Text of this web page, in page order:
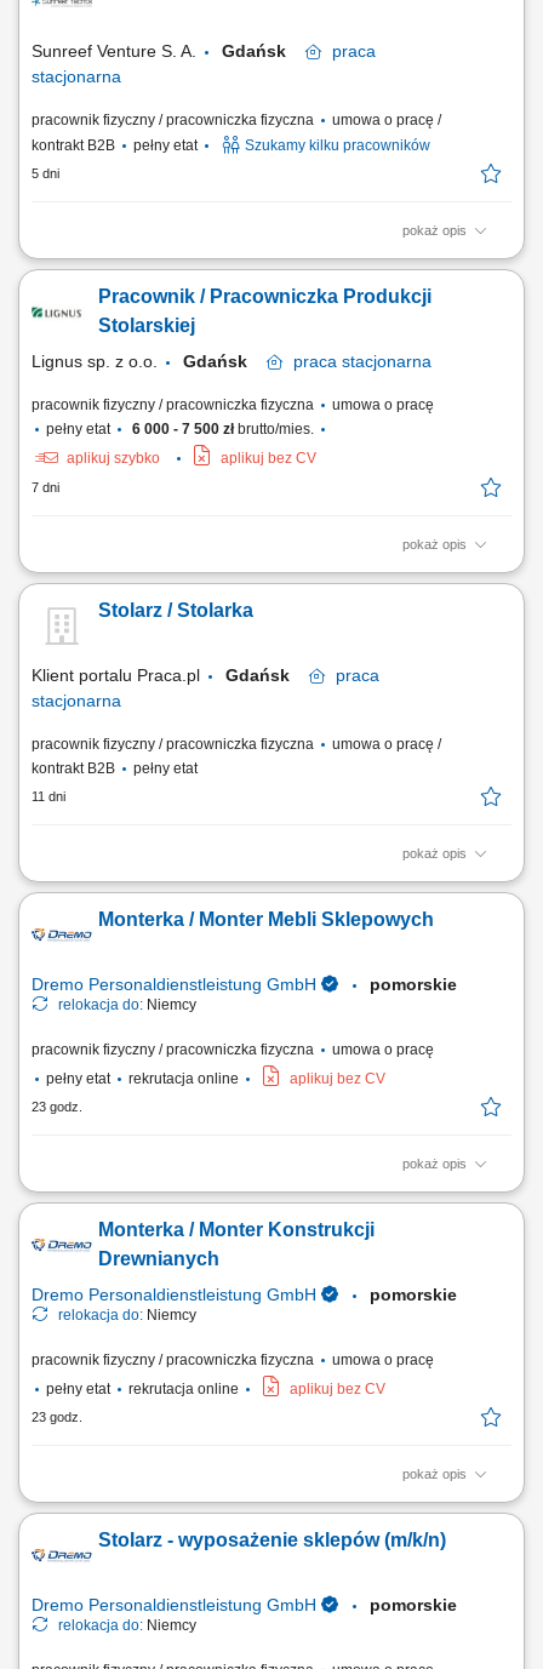
elementów wyposażenia kabin. Praca na podstawie dokumentacji
Sunreef Venture S. A. Gdańsk
praca
stacjonarna
pracownik fizyczny / pracowniczka fizyczna
umowa o pracę /
kontrakt B2B
pełny etat Szukamy kilku pracowników
5 dni
pokaż opis
Zakres obowiązków: Wykonywanie i montaż zabudowy meblowej oraz
fornirów oraz materiałów drewnopochodnych. Montaż podłóg, ścian,
sufitów i wyposażenia kabin. Czytanie i realizacja dokumentacji
Pracownik / Pracowniczka Produkcji
Stolarskiej
Lignus sp. z o.o. Gdańsk praca stacjonarna
pracownik fizyczny / pracowniczka fizyczna
umowa o pracę
pełny etat
6 000 - 7 500 złbrutto/mies.
aplikuj szybko
aplikuj bez CV
7 dni
pokaż opis
Opis stanowiska Wykonywanie prac związanych z produkcją drzwi
oraz przygotowanie elementów do montażu. Obsługa maszyn
stolarskich i elektronarzędzi wykorzystywanych w procesie produkcji.
Stolarz / Stolarka
Klient portalu Praca.pl Gdańsk
praca
stacjonarna
pracownik fizyczny / pracowniczka fizyczna
umowa o pracę /
kontrakt B2B
pełny etat
11 dni
pokaż opis
Obróbka drewna, sklejki, fornirów oraz materiałów drewnopochodnych;
na jachtach; Obsługa maszyn stolarskich i elektronarzędzi; Realizacja
prac w oparciu o rysunek i dokumentację techniczną; Kontrola jakości
Monterka / Monter Mebli Sklepowych
Dremo Personaldienstleistung GmbH pomorskie
relokacja do: Niemcy
pracownik fizyczny / pracowniczka fizyczna
umowa o pracę
pełny etat
rekrutacja online aplikuj bez CV
23 godz.
pokaż opis
Twoje zadania: Produkcja i montaż wyposażenia dla sklepów oraz
po końcowy montaż; Wykonywanie elementów stolarskich zgodnie z
rysunkiem technicznym; Obsługa nowoczesnych urządzeń i maszyn do
Monterka / Monter Konstrukcji
Drewnianych
Dremo Personaldienstleistung GmbH pomorskie
relokacja do: Niemcy
pracownik fizyczny / pracowniczka fizyczna
umowa o pracę
pełny etat
rekrutacja online aplikuj bez CV
23 godz.
pokaż opis
Twoje zadania: Produkcja i montaż schodów drewnianych;
okien, drzwi oraz drewnianych elementów wykończeniowych; Obsługa
urządzeń wykorzystywanych przy obróbce drewna; Szlifowanie,
Stolarz - wyposażenie sklepów (m/k/n)
Dremo Personaldienstleistung GmbH pomorskie
relokacja do: Niemcy